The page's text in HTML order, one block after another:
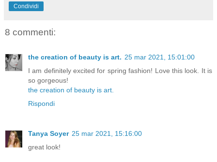
Condividi
8 commenti:
the creation of beauty is art. 25 mar 2021, 15:01:00
I am definitely excited for spring fashion! Love this look. It is
so gorgeous!
the creation of beauty is art.
Rispondi
Tanya Soyer 25 mar 2021, 15:16:00
great look!